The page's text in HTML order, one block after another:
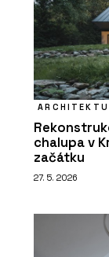
chalupa v
začátku
27. 5. 2026